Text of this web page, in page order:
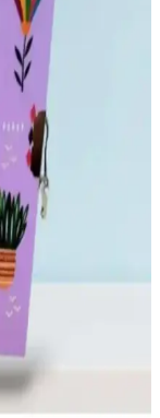
Notebook ile
ile Günlük
sihirli hale
İnceleyin.
Takvim:
kullanılabilir ve
ve aylık planlarınızı
Planlayıcı